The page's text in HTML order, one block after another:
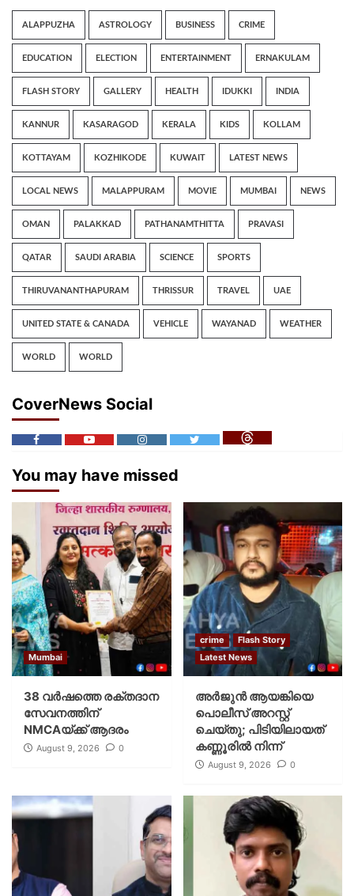
ALAPPUZHA ASTROLOGY BUSINESS CRIME
EDUCATION ELECTION ENTERTAINMENT ERNAKULAM
FLASH STORY GALLERY HEALTH IDUKKI INDIA
KANNUR KASARAGOD KERALA KIDS KOLLAM
KOTTAYAM KOZHIKODE KUWAIT LATEST NEWS
LOCAL NEWS MALAPPURAM MOVIE MUMBAI NEWS
OMAN PALAKKAD PATHANAMTHITTA PRAVASI
QATAR SAUDI ARABIA SCIENCE SPORTS
THIRUVANANTHAPURAM THRISSUR TRAVEL UAE
UNITED STATE & CANADA VEHICLE WAYANAD WEATHER
WORLD WORLD
CoverNews Social
You may have missed
Mumbai
38 വർഷത്തെ രക്തദാന
സേവനത്തിന്
NMCAയ്ക്ക് ആദരം
August 9, 2026 0
crime
Flash Story
Latest News
അർജുൻ ആയങ്കിയെ
പൊലീസ് അറസ്റ്റ്
ചെയ്‌തു; പിടിയിലായത്
കണ്ണൂരിൽ നിന്ന്
August 9, 2026 0